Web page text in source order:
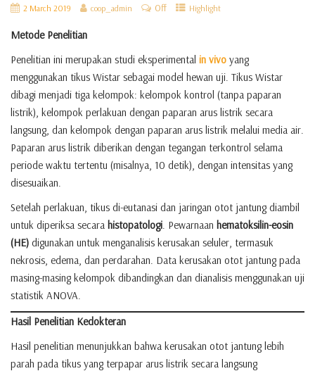
2 March 2019 coop_admin Off Highlight
Metode Penelitian
Penelitian ini merupakan studi eksperimental in vivo yang
menggunakan tikus Wistar sebagai model hewan uji. Tikus Wistar
dibagi menjadi tiga kelompok: kelompok kontrol (tanpa paparan
listrik), kelompok perlakuan dengan paparan arus listrik secara
langsung, dan kelompok dengan paparan arus listrik melalui media air.
Paparan arus listrik diberikan dengan tegangan terkontrol selama
periode waktu tertentu (misalnya, 10 detik), dengan intensitas yang
disesuaikan.
Setelah perlakuan, tikus di-eutanasi dan jaringan otot jantung diambil
untuk diperiksa secara histopatologi. Pewarnaan hematoksilin-eosin
(HE) digunakan untuk menganalisis kerusakan seluler, termasuk
nekrosis, edema, dan perdarahan. Data kerusakan otot jantung pada
masing-masing kelompok dibandingkan dan dianalisis menggunakan uji
statistik ANOVA.
Hasil Penelitian Kedokteran
Hasil penelitian menunjukkan bahwa kerusakan otot jantung lebih
parah pada tikus yang terpapar arus listrik secara langsung